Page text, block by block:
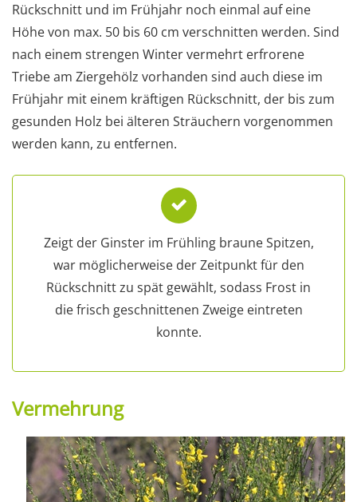
Rückschnitt und im Frühjahr noch einmal auf eine
Höhe von max. 50 bis 60 cm verschnitten werden. Sind
nach einem strengen Winter vermehrt erfrorene
Triebe am Ziergehölz vorhanden sind auch diese im
Frühjahr mit einem kräftigen Rückschnitt, der bis zum
gesunden Holz bei älteren Sträuchern vorgenommen
werden kann, zu entfernen.
Zeigt der Ginster im Frühling braune Spitzen,
war möglicherweise der Zeitpunkt für den
Rückschnitt zu spät gewählt, sodass Frost in
die frisch geschnittenen Zweige eintreten
konnte.
Vermehrung